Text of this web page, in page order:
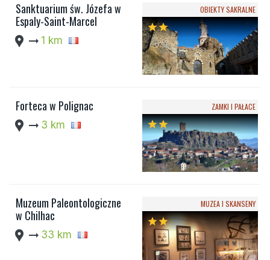
Sanktuarium św. Józefa w
Espaly-Saint-Marcel
location_pin arrow_right_alt 1 km
OBIEKTY SAKRALNE
starstar
Forteca w Polignac
location_pin arrow_right_alt 3 km
ZAMKI I PAŁACE
starstar
Muzeum Paleontologiczne
w Chilhac
location_pin arrow_right_alt 33 km
MUZEA I SKANSENY
starstar